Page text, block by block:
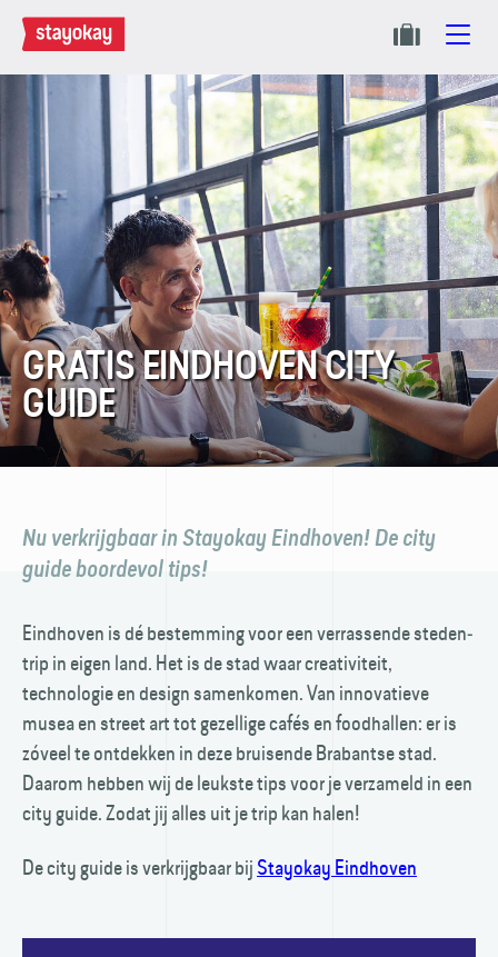
GRATIS EINDHOVEN CITY
GUIDE
Nu verkrijgbaar in Stayokay Eindhoven! De city
guide boordevol tips!
Eindhoven is dé bestemming voor een verrassende steden­
trip in eigen land. Het is de stad waar creativiteit,
technologie en design samen­komen. Van innovatieve
musea en street art tot gezellige cafés en food­hallen: er is
zóveel te ontdekken in deze bruisende Brabantse stad.
Daarom hebben wij de leukste tips voor je verzameld in een
city guide. Zodat jij alles uit je trip kan halen!
De city guide is verkrijgbaar bij Stayokay Eindhoven